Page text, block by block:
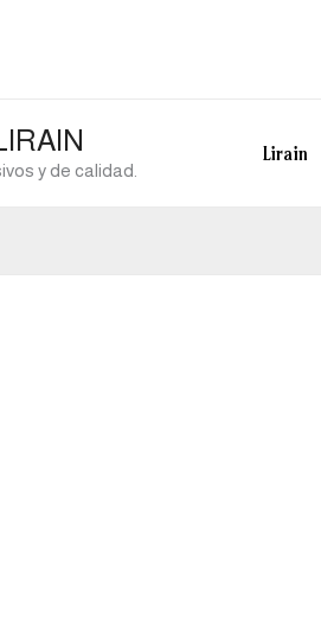
y de calidad.
Lirain